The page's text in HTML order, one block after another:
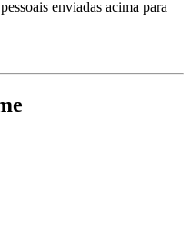
enviadas acima para